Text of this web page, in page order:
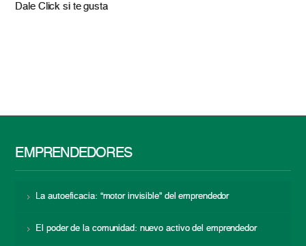
Dale Click si te gusta
EMPRENDEDORES
La autoeficacia: “motor invisible” del emprendedor
El poder de la comunidad: nuevo activo del emprendedor